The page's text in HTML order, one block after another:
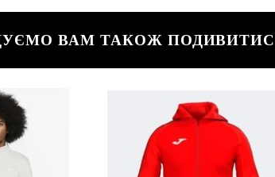
ВАМ ТАКОЖ